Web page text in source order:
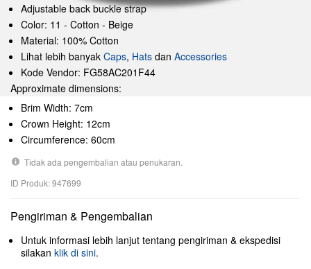
Adjustable back buckle strap
Color: 11 - Cotton - Beige
Material: 100% Cotton
Lihat lebih banyak Caps, Hats dan Accessories
Kode Vendor: FG58AC201F44
Approximate dimensions:
Brim Width: 7cm
Crown Height: 12cm
Circumference: 60cm
Tidak ada pengembalian atau penukaran.
ID Produk: 947699
Pengiriman & Pengembalian
Untuk informasi lebih lanjut tentang pengiriman & ekspedisi
silakan klik di sini.